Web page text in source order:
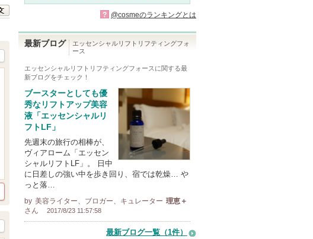
? @cosmeのランキングとは
最新ブログ
エッセンシャルリフトリフティングフォ
ース
エッセンシャルリフトリフティングフォース に関する最
新ブログをチェック！
ブースターとしても優
秀なリフトアップ美容
液「エッセンシャルリ
フトLF」
先週末の旅行の相棒が、
ヴィアローム「エッセン
シャルリフトLF」。 日中
に日差しの強い中を歩き回り、宿では乾燥… や
っと落…
by 美容ライター、ブロガー、キュレーター 理恵＋
さん
2017/8/23 11:57:58
最新ブログ一覧（1件）